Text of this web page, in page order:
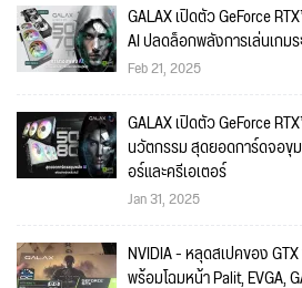
GALAX เปิดตัว GeForce
AI ปลดล็อกพลังการเล่นเกม
Feb 21, 2025
GALAX เปิดตัว GeForce
นวัตกรรม สุดยอดการ์ดจอขุ
อร์และครีเอเตอร์
Jan 31, 2025
NVIDIA - หลุดสเปคของ
พร้อมโฉมหน้า Palit, EVGA,